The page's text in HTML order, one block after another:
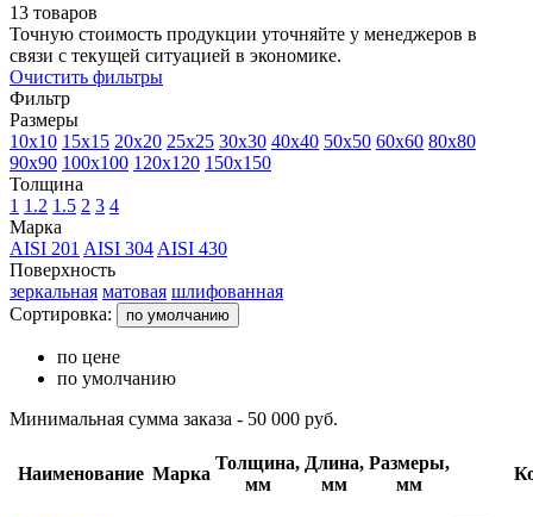
13 товаров
Точную стоимость продукции уточняйте у менеджеров в
связи с текущей ситуацией в экономике.
Очистить фильтры
Фильтр
Размеры
10x10 15x15 20x20 25x25 30x30 40x40 50x50 60x60 80x80
90x90 100x100 120x120 150x150
Толщина
1 1.2 1.5 2 3 4
Марка
AISI 201 AISI 304 AISI 430
Поверхность
зеркальная матовая шлифованная
Сортировка:
по умолчанию
по цене
по умолчанию
Минимальная сумма заказа - 50 000 руб.
Наименование Марка
Толщина,
мм
Длина,
мм
Размеры,
мм